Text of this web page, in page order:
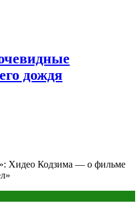
дождя
Хидео Кодзима — о фильме